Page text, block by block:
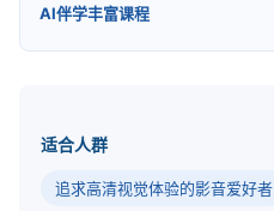
AI伴学丰富课程
适合人群
追求高清视觉体验的影音爱好者